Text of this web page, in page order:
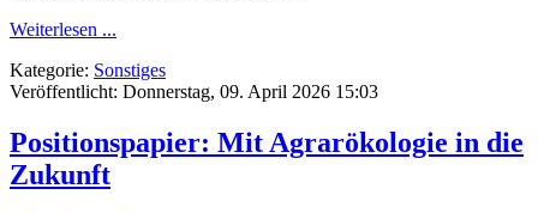
Weiterlesen ...
Kategorie: Sonstiges
Veröffentlicht: Donnerstag, 09. April 2026 15:03
Positionspapier: Mit Agrarökologie in die
Zukunft